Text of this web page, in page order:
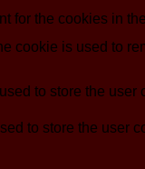
for the cookies in
is used to
to store the
to store the user